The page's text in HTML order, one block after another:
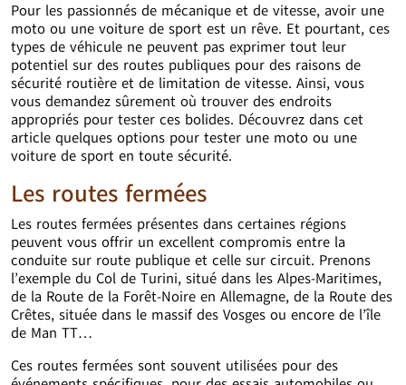
Pour les passionnés de mécanique et de vitesse, avoir une
moto ou une voiture de sport est un rêve. Et pourtant, ces
types de véhicule ne peuvent pas exprimer tout leur
potentiel sur des routes publiques pour des raisons de
sécurité routière et de limitation de vitesse. Ainsi, vous
vous demandez sûrement où trouver des endroits
appropriés pour tester ces bolides. Découvrez dans cet
article quelques options pour tester une moto ou une
voiture de sport en toute sécurité.
Les routes fermées
Les routes fermées présentes dans certaines régions
peuvent vous offrir un excellent compromis entre la
conduite sur route publique et celle sur circuit. Prenons
l’exemple du Col de Turini, situé dans les Alpes-Maritimes,
de la Route de la Forêt-Noire en Allemagne, de la Route des
Crêtes, située dans le massif des Vosges ou encore de l’île
de Man TT…
Ces routes fermées sont souvent utilisées pour des